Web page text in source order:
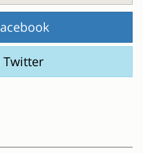
Twitter